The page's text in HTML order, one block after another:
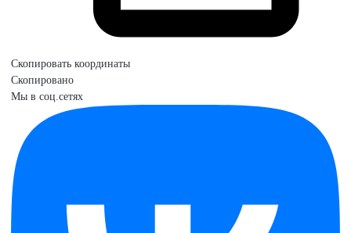
Скопировать координаты
Скопировано
Мы в соц.сетях